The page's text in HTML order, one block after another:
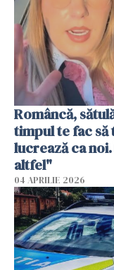
Româncă,
timpul te fac să
lucrează ca
altfel"
04 APRILIE 2026